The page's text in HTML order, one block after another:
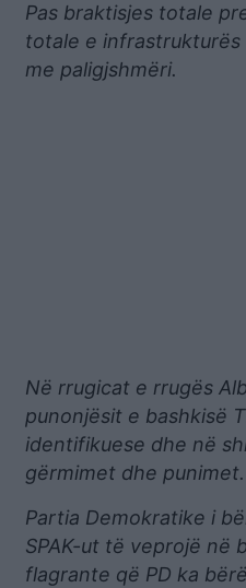
Pas braktisjes totale
totale e
me paligjshmëri.
Në rrugicat e rrugës
punonjësit e bashkisë
identifikuese dhe në
gërmimet dhe punimet.
Partia Demokratike i
SPAK-ut të veprojë në
flagrante që PD ka